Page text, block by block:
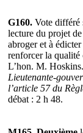
G160. Vote
lecture du projet
abroger et à
renforcer la qualité
L’hon. M.
Lieutenante-
l’article 57 du
débat : 2 h 48.